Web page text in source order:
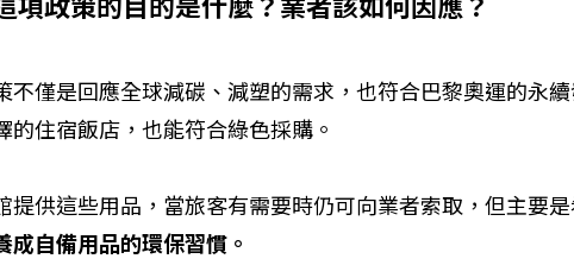
不僅是回應全球減碳、減塑的需求，也符合巴黎奧運的永
住宿飯店，也能符合綠色採購。
提供這些用品，當旅客有需要時仍可向業者索取，但主要
成自備用品的環保習慣。
如何守護每個生命的轉折點？ 醫務社
工改變病患命運的真實故事
【故事精華】從黑